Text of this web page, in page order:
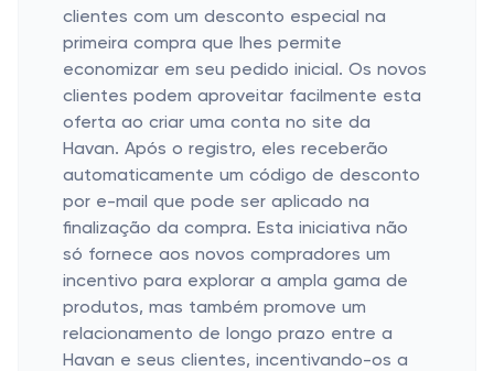
clientes com um desconto especial na
primeira compra que lhes permite
economizar em seu pedido inicial. Os novos
clientes podem aproveitar facilmente esta
oferta ao criar uma conta no site da
Havan. Após o registro, eles receberão
automaticamente um código de desconto
por e-mail que pode ser aplicado na
finalização da compra. Esta iniciativa não
só fornece aos novos compradores um
incentivo para explorar a ampla gama de
produtos, mas também promove um
relacionamento de longo prazo entre a
Havan e seus clientes, incentivando-os a